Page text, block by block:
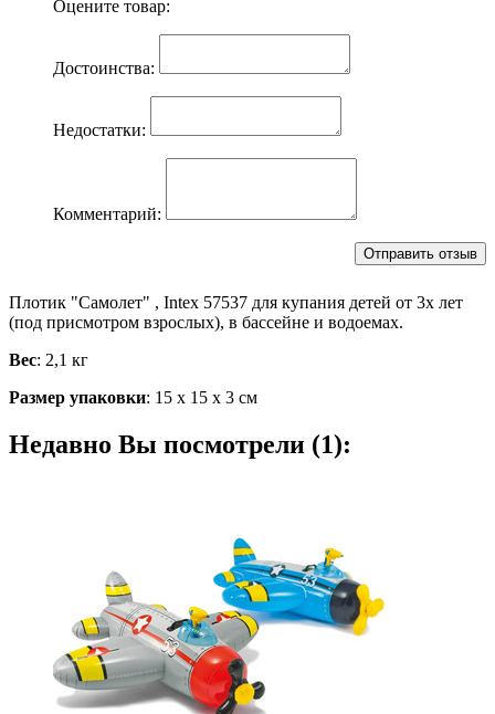
Оцените товар:
Достоинства:
Недостатки:
Комментарий:
Плотик "Самолет" , Intex 57537 для купания детей от 3х лет
(под присмотром взрослых), в бассейне и водоемах.
Вес: 2,1 кг
Размер упаковки: 15 х 15 х 3 см
Недавно Вы посмотрели (1):